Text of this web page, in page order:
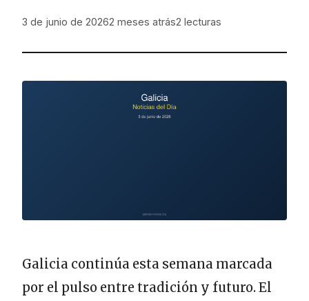
3 de junio de 20262 meses atrás2 lecturas
Galicia continúa esta semana marcada
por el pulso entre tradición y futuro. El